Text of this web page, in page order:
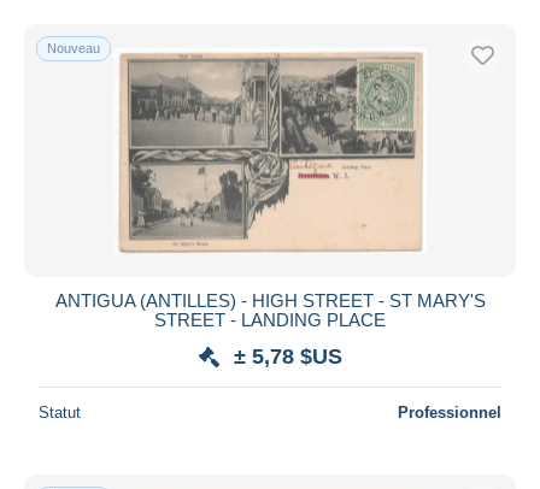
Nouveau
ANTIGUA (ANTILLES) - HIGH STREET - ST MARY'S
STREET - LANDING PLACE
± 5,78 $US
Statut Professionnel